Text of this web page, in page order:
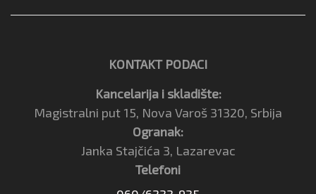
KONTAKT PODACI
Kancelarija i skladište:
Magistralni put 15, Nova Varoš 31320, Srbija
Ogranak:
Janka Stajčića 3, Lazarevac
Telefoni